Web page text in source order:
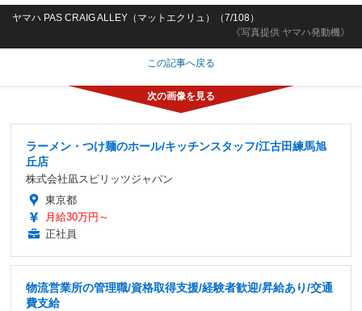
《写真提供 ヤマハ発動機》
ヤマハ PAS CRAIG ALLEY（マットエクリュ）（7/108）
この記事へ戻る
ラーメン・つけ麺のホール/キッチンスタッフ/江古田練馬旭
丘店
株式会社凪スピリッツジャパン
東京都
月給30万円～
正社員
物流営業所の管理職/資格取得支援/経験者歓迎/昇給あり/交通
費支給